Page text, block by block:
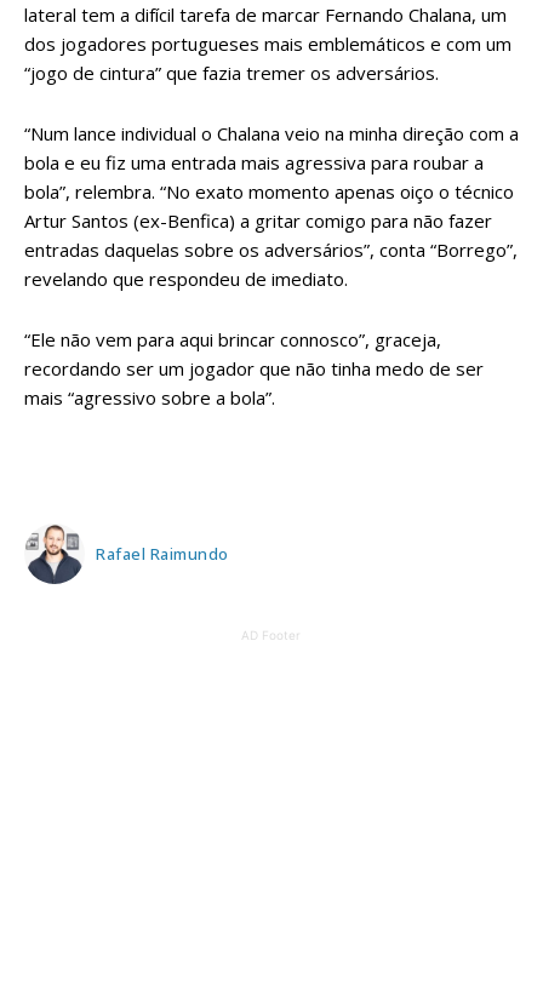
lateral tem a difícil tarefa de marcar Fernando Chalana, um
dos jogadores portugueses mais emblemáticos e com um
“jogo de cintura” que fazia tremer os adversários.
“Num lance individual o Chalana veio na minha direção com a
bola e eu fiz uma entrada mais agressiva para roubar a
bola”, relembra. “No exato momento apenas oiço o técnico
Artur Santos (ex-Benfica) a gritar comigo para não fazer
entradas daquelas sobre os adversários”, conta “Borrego”,
revelando que respondeu de imediato.
“Ele não vem para aqui brincar connosco”, graceja,
recordando ser um jogador que não tinha medo de ser
mais “agressivo sobre a bola”.
Rafael Raimundo
AD Footer